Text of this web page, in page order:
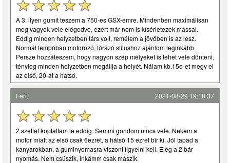
A 3. ilyen gumit teszem a 750-es GSX-emre. Mindenben maximálisan
meg vagyok vele elégedve, ezért már nem is kísérletezek mással.
Eddig minden helyzetben társ volt, remélem a jövőben is az lesz.
Normál tempóban motorozó, túrázó stílushoz ajánlom leginkább.
Persze hozzáteszem, hogy nagyon szép mélyeket is lehet vele dönteni,
tényleg minden helyzetben megállja a helyét. Nálam kb.15e-et megy el
az első, 20-at a hátsó.
Feri. 2021-08-29 19:18:37
2 szettet koptattam le eddig. Semmi gondom nincs vele. Nekem a
motor miatt az első csak 6ezret, a hátsó 15 ezret bìr ki. Jól tapad a
kanyarokban, a guminyomasra viszont figyelni kell. Elèg a 2 bár
nyomás. Nem csúszik, inkámm csak mászik.